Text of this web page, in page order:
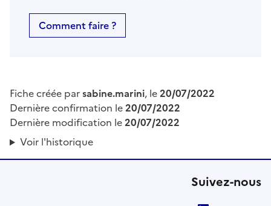
Comment faire ?
Fiche créée parsabine.marini, le20/07/2022
Dernière confirmation le20/07/2022
Dernière modification le20/07/2022
Voir l'historique
Suivez-nous